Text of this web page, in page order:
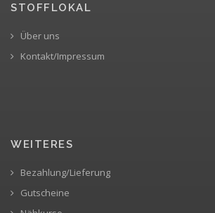
STOFFLOKAL
Über uns
Kontakt/Impressum
WEITERES
Bezahlung/Lieferung
Gutscheine